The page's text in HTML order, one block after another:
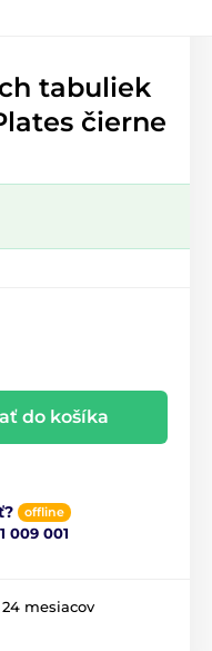
tabuliek
čierne
do košíka
offline
009 001
24 mesiacov